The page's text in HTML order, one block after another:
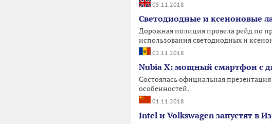
05.11.2018
Светодиодные и ксеноновые
Дорожная полиция провела рейд по
использования светодиодных и
02.11.2018
Nubia X: мощный смартфон с
Состоялась официальная
особенностей.
01.11.2018
Intel и Volkswagen запустят в